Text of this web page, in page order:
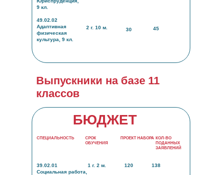
45
30
2 г. 10 м.
9 кл.
49.02.02
Адаптивная
физическая
культура, 9 кл.
БЮДЖЕТ
138
120
1 г. 2 м.
39.02.01
Социальная работа,
Выпускники на базе 11
классов
СПЕЦИАЛЬНОСТЬ
СРОК
ОБУЧЕНИЯ
ПРОЕКТ НАБОРА КОЛ-ВО
ПОДАННЫХ
ЗАЯВЛЕНИЙ